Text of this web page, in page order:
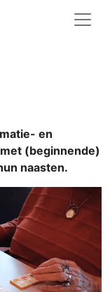
en
(beginnende)
naasten.